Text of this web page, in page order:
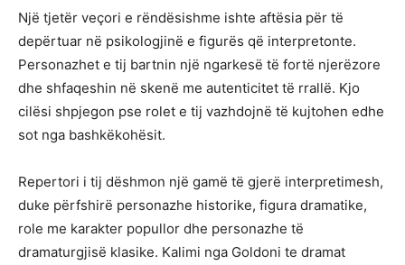
Një tjetër veçori e rëndësishme ishte aftësia për të
depërtuar në psikologjinë e figurës që interpretonte.
Personazhet e tij bartnin një ngarkesë të fortë njerëzore
dhe shfaqeshin në skenë me autenticitet të rrallë. Kjo
cilësi shpjegon pse rolet e tij vazhdojnë të kujtohen edhe
sot nga bashkëkohësit.
Repertori i tij dëshmon një gamë të gjerë interpretimesh,
duke përfshirë personazhe historike, figura dramatike,
role me karakter popullor dhe personazhe të
dramaturgjisë klasike. Kalimi nga Goldoni te dramat